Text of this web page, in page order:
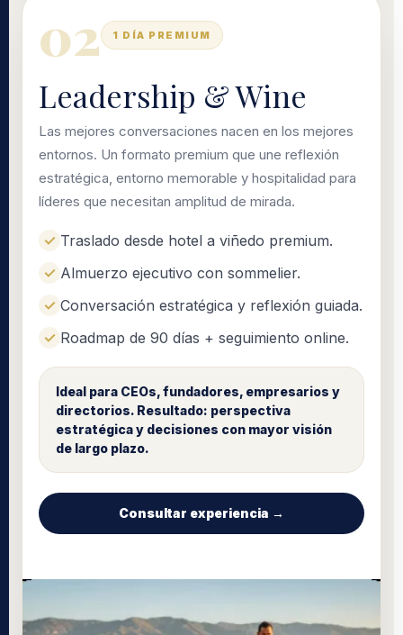
02 1 DÍA PREMIUM
Leadership & Wine
Las mejores conversaciones nacen en los mejores
entornos. Un formato premium que une reflexión
estratégica, entorno memorable y hospitalidad para
líderes que necesitan amplitud de mirada.
Traslado desde hotel a viñedo premium.
Almuerzo ejecutivo con sommelier.
Conversación estratégica y reflexión guiada.
Roadmap de 90 días + seguimiento online.
Ideal para CEOs, fundadores, empresarios y
directorios. Resultado: perspectiva
estratégica y decisiones con mayor visión
de largo plazo.
Consultar experiencia →